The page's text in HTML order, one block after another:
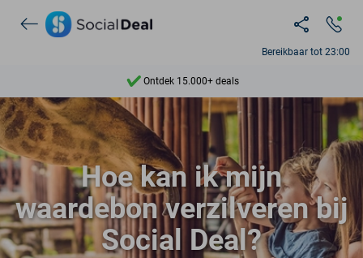
Bereikbaar tot 23:00
Ontdek 15.000+ deals
7 dagen per week beschikbaar
10+ miljoen leden
9,4
Ontdek 15.000+ deals
Hoe kan ik mijn
waardebon verzilveren bij
Social Deal?